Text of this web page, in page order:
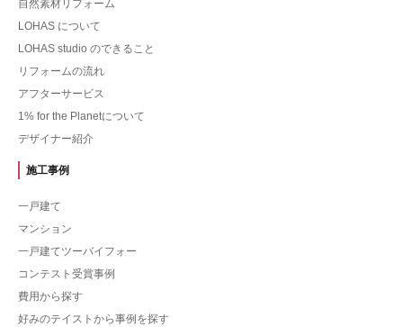
自然素材リフォーム
LOHAS について
LOHAS studio のできること
リフォームの流れ
アフターサービス
1% for the Planetについて
デザイナー紹介
施工事例
一戸建て
マンション
一戸建てツーバイフォー
コンテスト受賞事例
費用から探す
好みのテイストから事例を探す